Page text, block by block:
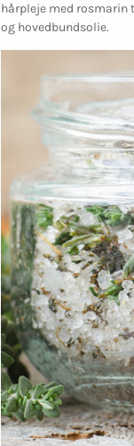
hårpleje med rosmarin
og hovedbundsolie.